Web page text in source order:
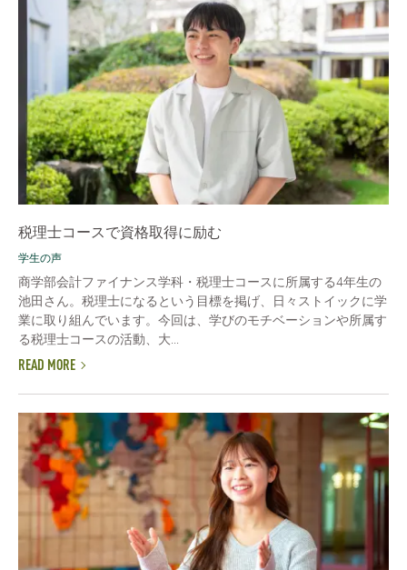
税理士コースで資格取得に励む
学生の声
商学部会計ファイナンス学科・税理士コースに所属する4年生の
池田さん。税理士になるという目標を掲げ、日々ストイックに学
業に取り組んでいます。今回は、学びのモチベーションや所属す
る税理士コースの活動、大...
READ MORE